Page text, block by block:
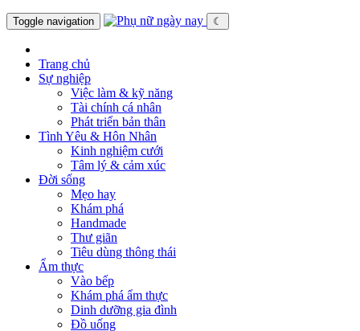
Toggle navigation ☾
Trang chủ
Sự nghiệp
Việc làm & kỹ năng
Tài chính cá nhân
Phát triển bản thân
Tình Yêu & Hôn Nhân
Kinh nghiệm cưới
Tâm lý & cảm xúc
Đời sống
Mẹo hay
Khám phá
Handmade
Thư giãn
Tiêu dùng thông thái
Ẩm thực
Vào bếp
Khám phá ẩm thực
Dinh dưỡng gia đình
Đồ uống